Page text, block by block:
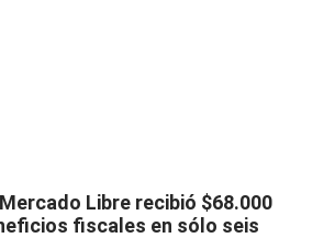
Libre recibió $68.000
fiscales en sólo seis